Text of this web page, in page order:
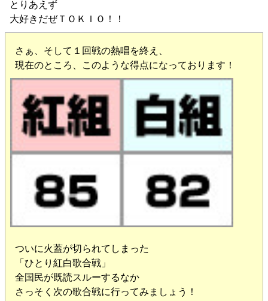
とりあえず
大好きだぜＴＯＫＩＯ！！
さぁ、そして１回戦の熱唱を終え、
現在のところ、このような得点になっております！
ついに火蓋が切られてしまった
「ひとり紅白歌合戦」
全国民が既読スルーするなか
さっそく次の歌合戦に行ってみましょう！